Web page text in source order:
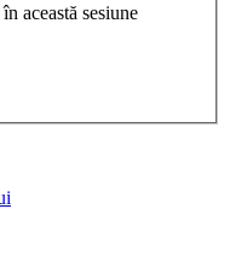
această sesiune